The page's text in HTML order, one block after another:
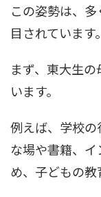
この姿勢は、
目されています。
まず、東大生
います。
例えば、学校
な場や書籍、
め、子どもの教